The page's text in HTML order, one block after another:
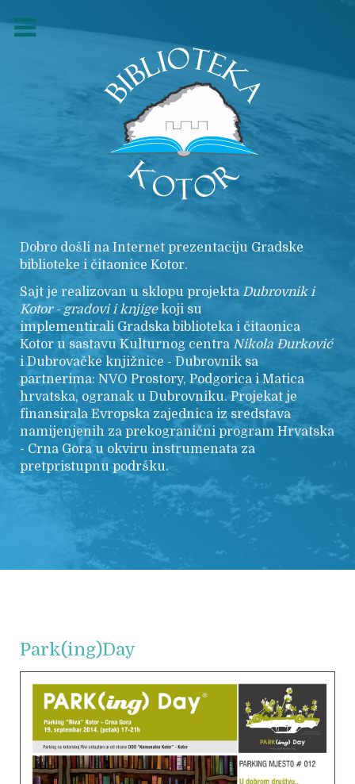
Dobro došli na Internet prezentaciju Gradske
biblioteke i čitaonice Kotor.
Sajt je realizovan u sklopu projekta Dubrovnik i
Kotor - gradovi i knjigekoji su
implementirali Gradska biblioteka i čitaonica
Kotor u sastavu Kulturnog centra Nikola Đurković
i Dubrovačke knjižnice - Dubrovnik sa
partnerima: NVO Prostory, Podgorica i Matica
hrvatska, ogranak u Dubrovniku. Projekat je
finansirala Evropska zajednica iz sredstava
namijenjenih za prekogranični program Hrvatska
- Crna Gora u okviru instrumenata za
pretpristupnu podršku.
Park(ing)Day